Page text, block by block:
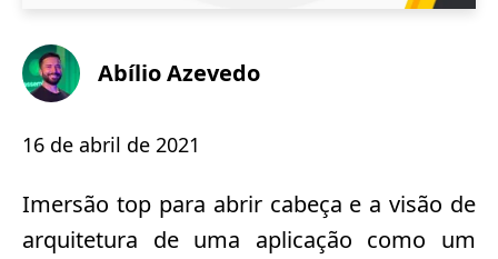
Abílio Azevedo
16 de abril de 2021
Imersão top para abrir cabeça e a visão de
arquitetura de uma aplicação como um